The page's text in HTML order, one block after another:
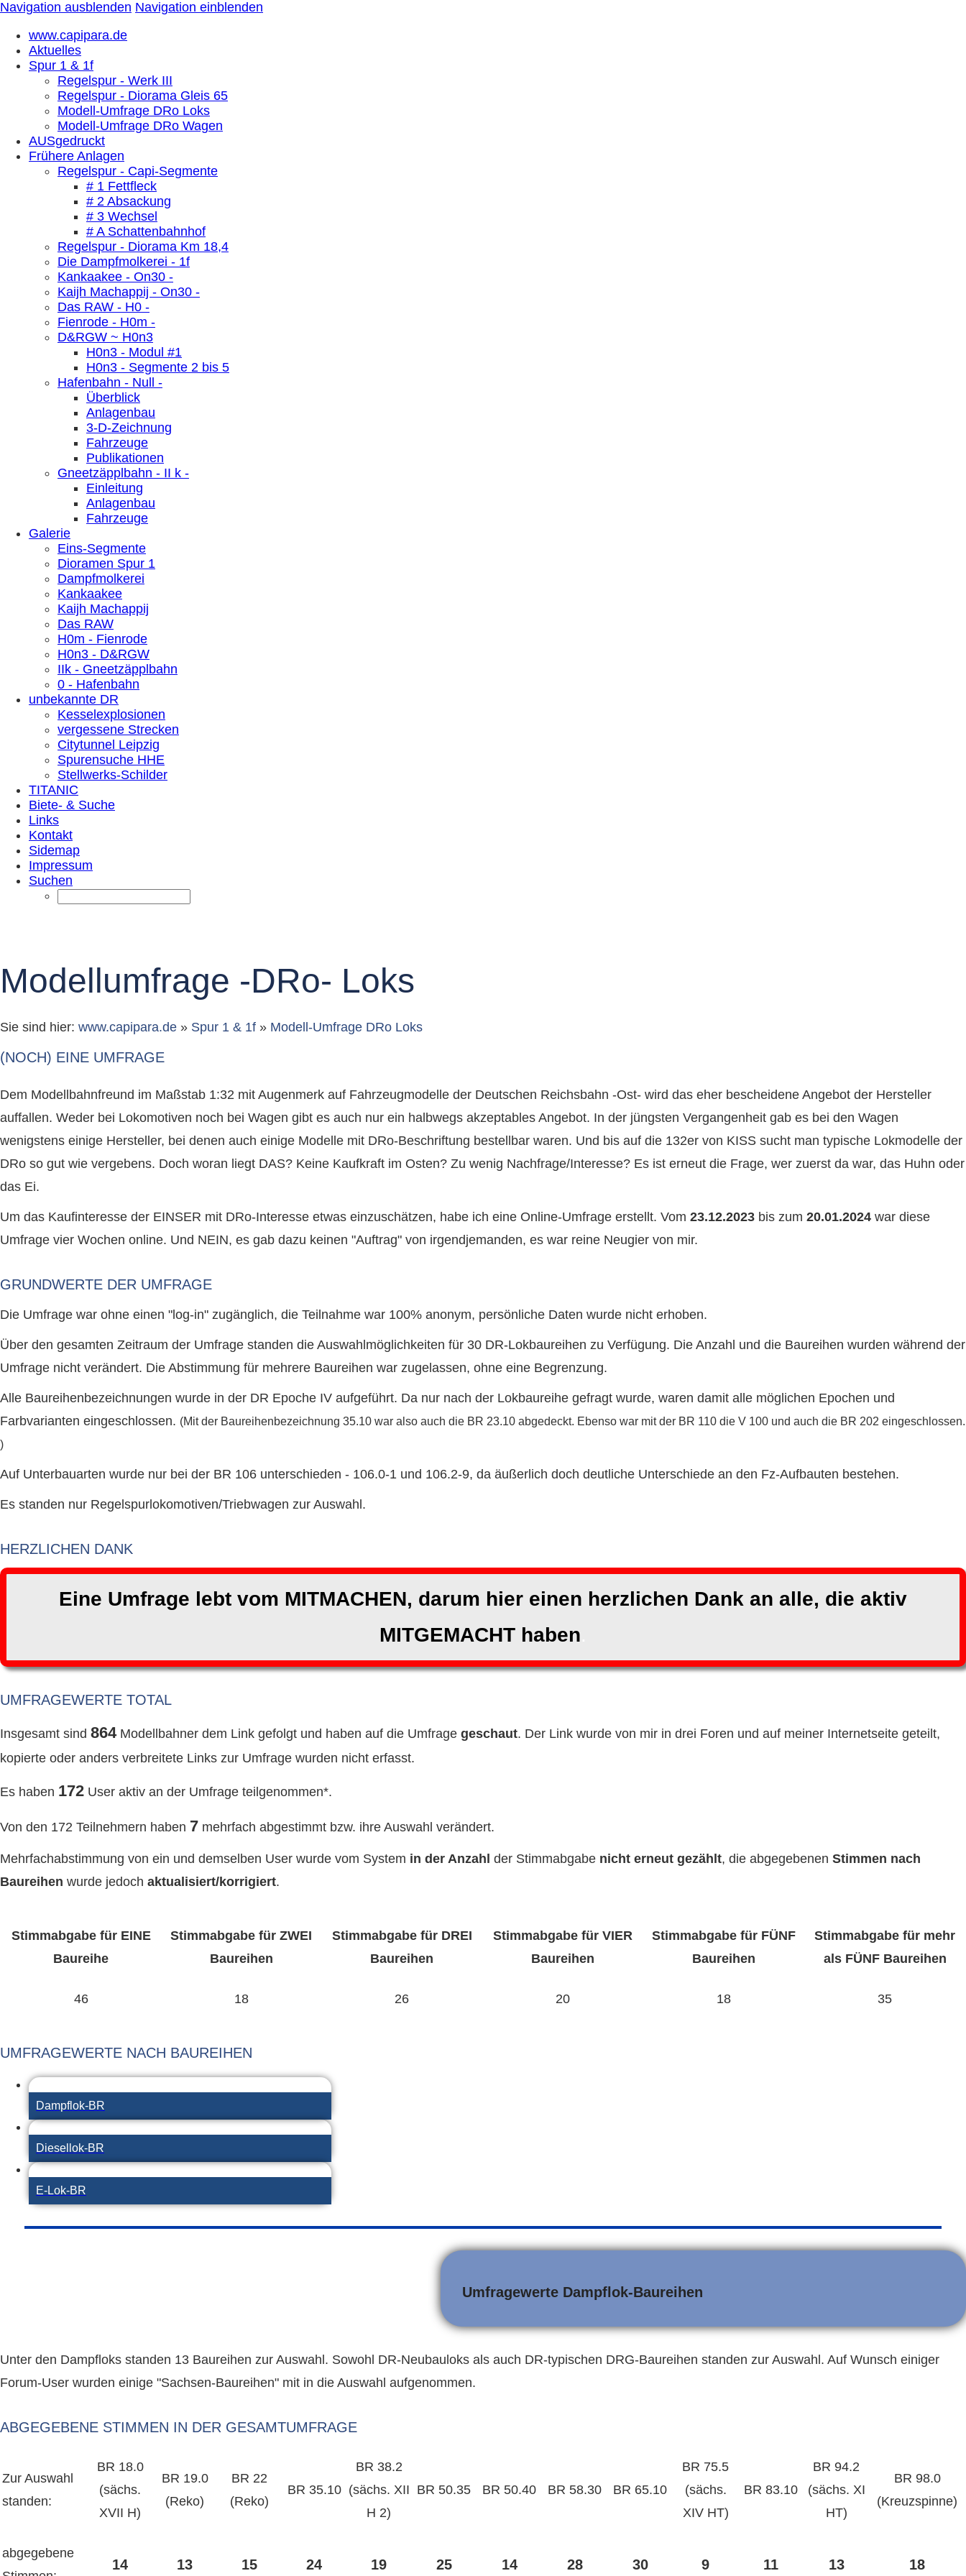
Navigation ausblenden Navigation einblenden
www.capipara.de
Aktuelles
Spur 1 & 1f
Regelspur - Werk III
Regelspur - Diorama Gleis 65
Modell-Umfrage DRo Loks
Modell-Umfrage DRo Wagen
AUSgedruckt
Frühere Anlagen
Regelspur - Capi-Segmente
# 1 Fettfleck
# 2 Absackung
# 3 Wechsel
# A Schattenbahnhof
Regelspur - Diorama Km 18,4
Die Dampfmolkerei - 1f
Kankaakee - On30 -
Kaijh Machappij - On30 -
Das RAW - H0 -
Fienrode - H0m -
D&RGW ~ H0n3
H0n3 - Modul #1
H0n3 - Segmente 2 bis 5
Hafenbahn - Null -
Überblick
Anlagenbau
3-D-Zeichnung
Fahrzeuge
Publikationen
Gneetzäpplbahn - II k -
Einleitung
Anlagenbau
Fahrzeuge
Galerie
Eins-Segmente
Dioramen Spur 1
Dampfmolkerei
Kankaakee
Kaijh Machappij
Das RAW
H0m - Fienrode
H0n3 - D&RGW
IIk - Gneetzäpplbahn
0 - Hafenbahn
unbekannte DR
Kesselexplosionen
vergessene Strecken
Citytunnel Leipzig
Spurensuche HHE
Stellwerks-Schilder
TITANIC
Biete- & Suche
Links
Kontakt
Sidemap
Impressum
Suchen
Modellumfrage -DRo- Loks
Sie sind hier: www.capipara.de » Spur 1 & 1f » Modell-Umfrage DRo Loks
(NOCH) EINE UMFRAGE
Dem Modellbahnfreund im Maßstab 1:32 mit Augenmerk auf Fahrzeugmodelle der Deutschen Reichsbahn -Ost- wird das eher bescheidene Angebot der Hersteller
auffallen. Weder bei Lokomotiven noch bei Wagen gibt es auch nur ein halbwegs akzeptables Angebot. In der jüngsten Vergangenheit gab es bei den Wagen
wenigstens einige Hersteller, bei denen auch einige Modelle mit DRo-Beschriftung bestellbar waren. Und bis auf die 132er von KISS sucht man typische Lokmodelle der
DRo so gut wie vergebens. Doch woran liegt DAS? Keine Kaufkraft im Osten? Zu wenig Nachfrage/Interesse? Es ist erneut die Frage, wer zuerst da war, das Huhn oder
das Ei.
Um das Kaufinteresse der EINSER mit DRo-Interesse etwas einzuschätzen, habe ich eine Online-Umfrage erstellt. Vom 23.12.2023 bis zum 20.01.2024 war diese
Umfrage vier Wochen online. Und NEIN, es gab dazu keinen "Auftrag" von irgendjemanden, es war reine Neugier von mir.
GRUNDWERTE DER UMFRAGE
Die Umfrage war ohne einen "log-in" zugänglich, die Teilnahme war 100% anonym, persönliche Daten wurde nicht erhoben.
Über den gesamten Zeitraum der Umfrage standen die Auswahlmöglichkeiten für 30 DR-Lokbaureihen zu Verfügung. Die Anzahl und die Baureihen wurden während der
Umfrage nicht verändert. Die Abstimmung für mehrere Baureihen war zugelassen, ohne eine Begrenzung.
Alle Baureihenbezeichnungen wurde in der DR Epoche IV aufgeführt. Da nur nach der Lokbaureihe gefragt wurde, waren damit alle möglichen Epochen und
Farbvarianten eingeschlossen. (Mit der Baureihenbezeichnung 35.10 war also auch die BR 23.10 abgedeckt. Ebenso war mit der BR 110 die V 100 und auch die BR 202 eingeschlossen.
)
Auf Unterbauarten wurde nur bei der BR 106 unterschieden - 106.0-1 und 106.2-9, da äußerlich doch deutliche Unterschiede an den Fz-Aufbauten bestehen.
Es standen nur Regelspurlokomotiven/Triebwagen zur Auswahl.
HERZLICHEN DANK
Eine Umfrage lebt vom MITMACHEN, darum hier einen herzlichen Dank an alle, die aktiv
MITGEMACHT haben
UMFRAGEWERTE TOTAL
Insgesamt sind 864Modellbahner dem Link gefolgt und haben auf die Umfrage geschaut. Der Link wurde von mir in drei Foren und auf meiner Internetseite geteilt,
kopierte oder anders verbreitete Links zur Umfrage wurden nicht erfasst.
Es haben 172 User aktiv an der Umfrage teilgenommen*.
Von den 172 Teilnehmern haben 7 mehrfach abgestimmt bzw. ihre Auswahl verändert.
Mehrfachabstimmung von ein und demselben User wurde vom System in der Anzahl der Stimmabgabe nicht erneut gezählt, die abgegebenen Stimmen nach
Baureihen wurde jedoch aktualisiert/korrigiert.
Stimmabgabe für EINE
Baureihe
Stimmabgabe für ZWEI
Baureihen
Stimmabgabe für DREI
Baureihen
Stimmabgabe für VIER
Baureihen
Stimmabgabe für FÜNF
Baureihen
Stimmabgabe für mehr
als FÜNF Baureihen
46 18 26 20 18 35
UMFRAGEWERTE NACH BAUREIHEN
Dampflok-BR
Diesellok-BR
E-Lok-BR
Umfragewerte Dampflok-Baureihen
Unter den Dampfloks standen 13 Baureihen zur Auswahl. Sowohl DR-Neubauloks als auch DR-typischen DRG-Baureihen standen zur Auswahl. Auf Wunsch einiger
Forum-User wurden einige "Sachsen-Baureihen" mit in die Auswahl aufgenommen.
ABGEGEBENE STIMMEN IN DER GESAMTUMFRAGE
Zur Auswahl
standen:
BR 18.0
(sächs.
XVII H)
BR 19.0
(Reko)
BR 22
(Reko)
BR 35.10
BR 38.2
(sächs. XII
H 2)
BR 50.35 BR 50.40 BR 58.30 BR 65.10
BR 75.5
(sächs.
XIV HT)
BR 83.10
BR 94.2
(sächs. XI
HT)
BR 98.0
(Kreuzspinne)
abgegebene
14 13 15 24 19 25 14 28 30 9 11 13 18